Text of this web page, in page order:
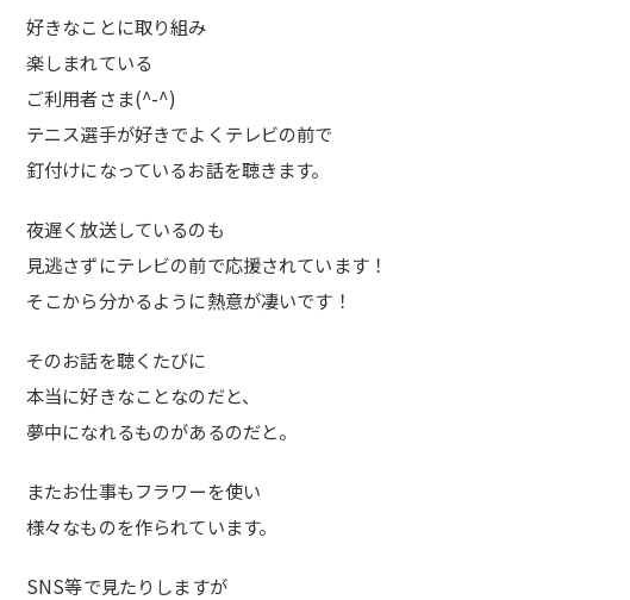
好きなことに取り組み
楽しまれている
ご利用者さま(^-^)
テニス選手が好きでよくテレビの前で
釘付けになっているお話を聴きます。
夜遅く放送しているのも
見逃さずにテレビの前で応援されています！
そこから分かるように熱意が凄いです！
そのお話を聴くたびに
本当に好きなことなのだと、
夢中になれるものがあるのだと。
またお仕事もフラワーを使い
様々なものを作られています。
SNS等で見たりしますが